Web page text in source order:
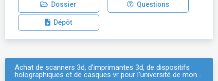
Dossier Questions
Dépôt
Achat de scanners 3d, d’imprimantes 3d, de dispositifs
holographiques et de casques vr pour l’université de mon…